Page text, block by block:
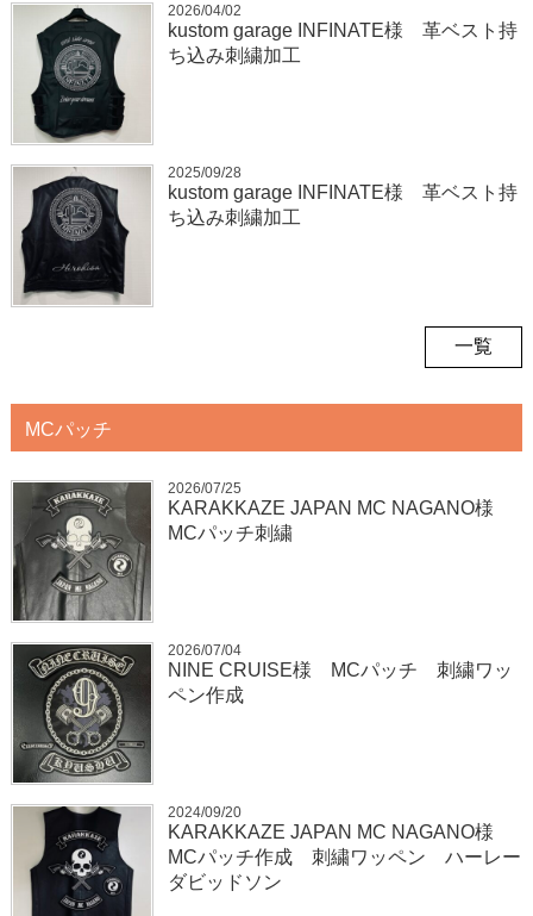
2026/04/02
kustom garage INFINATE様 革ベスト持
ち込み刺繍加工
2025/09/28
kustom garage INFINATE様 革ベスト持
ち込み刺繍加工
一覧
MCパッチ
2026/07/25
KARAKKAZE JAPAN MC NAGANO様
MCパッチ刺繍
2026/07/04
NINE CRUISE様 MCパッチ 刺繍ワッ
ペン作成
2024/09/20
KARAKKAZE JAPAN MC NAGANO様
MCパッチ作成 刺繍ワッペン ハーレー
ダビッドソン